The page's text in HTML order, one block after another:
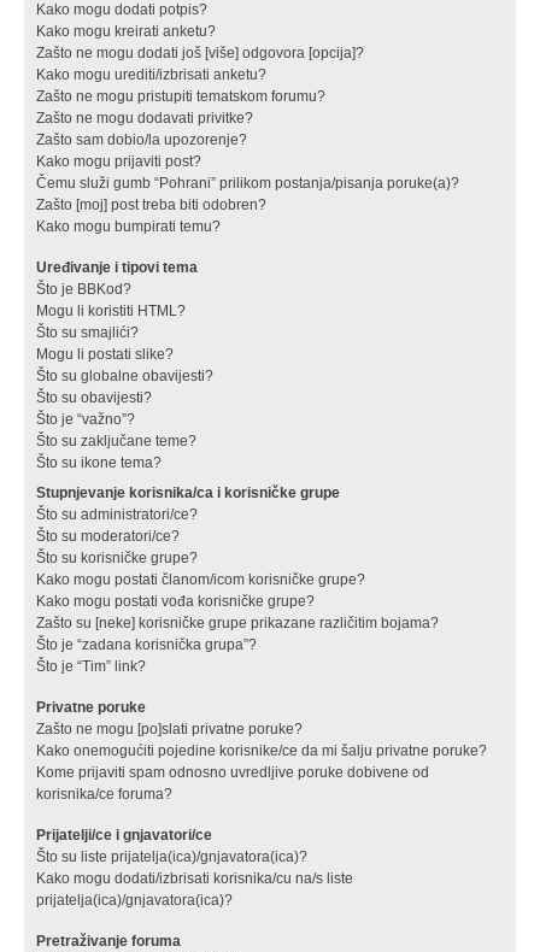
Kako mogu dodati potpis?
Kako mogu kreirati anketu?
Zašto ne mogu dodati još [više] odgovora [opcija]?
Kako mogu urediti/izbrisati anketu?
Zašto ne mogu pristupiti tematskom forumu?
Zašto ne mogu dodavati privitke?
Zašto sam dobio/la upozorenje?
Kako mogu prijaviti post?
Čemu služi gumb “Pohrani” prilikom postanja/pisanja poruke(a)?
Zašto [moj] post treba biti odobren?
Kako mogu bumpirati temu?
Uređivanje i tipovi tema
Što je BBKod?
Mogu li koristiti HTML?
Što su smajlići?
Mogu li postati slike?
Što su globalne obavijesti?
Što su obavijesti?
Što je “važno”?
Što su zaključane teme?
Što su ikone tema?
Stupnjevanje korisnika/ca i korisničke grupe
Što su administratori/ce?
Što su moderatori/ce?
Što su korisničke grupe?
Kako mogu postati članom/icom korisničke grupe?
Kako mogu postati vođa korisničke grupe?
Zašto su [neke] korisničke grupe prikazane različitim bojama?
Što je “zadana korisnička grupa”?
Što je “Tim” link?
Privatne poruke
Zašto ne mogu [po]slati privatne poruke?
Kako onemogućiti pojedine korisnike/ce da mi šalju privatne poruke?
Kome prijaviti spam odnosno uvredljive poruke dobivene od
korisnika/ce foruma?
Prijatelji/ce i gnjavatori/ce
Što su liste prijatelja(ica)/gnjavatora(ica)?
Kako mogu dodati/izbrisati korisnika/cu na/s liste
prijatelja(ica)/gnjavatora(ica)?
Pretraživanje foruma